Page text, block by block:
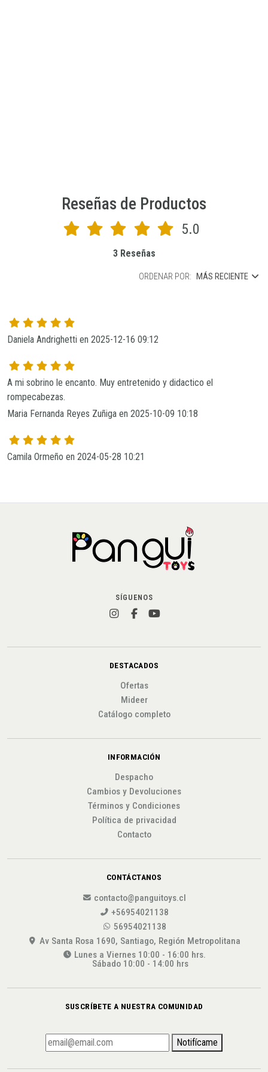
Reseñas de Productos
5.0
3 Reseñas
ORDENAR POR: MÁS RECIENTE
Daniela Andrighetti en 2025-12-16 09:12
A mi sobrino le encanto. Muy entretenido y didactico el
Maria Fernanda Reyes Zuñiga en 2025-10-09 10:18
Camila Ormeño en 2024-05-28 10:21
SÍGUENOS
DESTACADOS
Ofertas
Mideer
Catálogo completo
INFORMACIÓN
Despacho
Cambios y Devoluciones
Términos y Condiciones
Política de privacidad
Contacto
CONTÁCTANOS
contacto@panguitoys.cl
+56954021138
56954021138
Av Santa Rosa 1690, Santiago, Región Metropolitana
Lunes a Viernes 10:00 - 16:00 hrs.
Sábado 10:00 - 14:00 hrs
SUSCRÍBETE A NUESTRA COMUNIDAD
Notifícame